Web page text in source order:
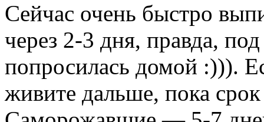
Сейчас очень быстро
через 2-3 дня, правда,
попросилась домой :))).
живите дальше, пока